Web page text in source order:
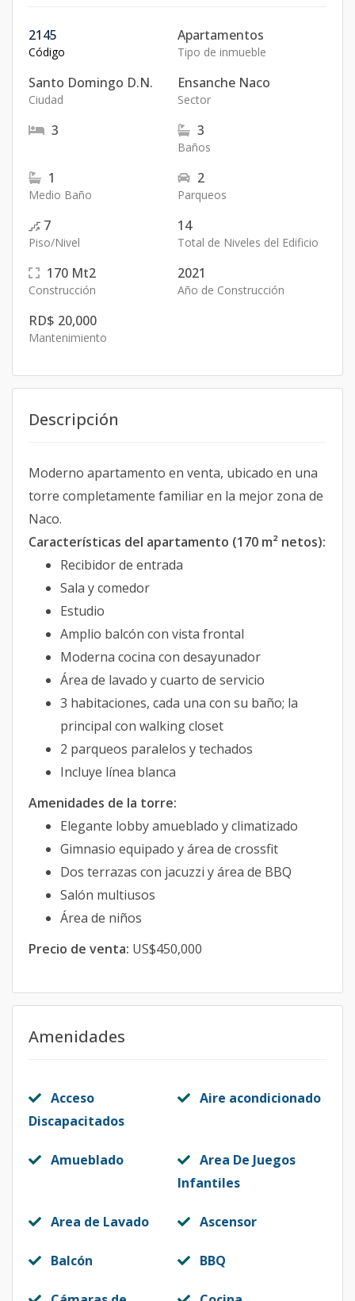
2145
Código
Apartamentos
Tipo de inmueble
Santo Domingo D.N.
Ciudad
Ensanche Naco
Sector
3 3
Baños
1
Medio Baño
2
Parqueos
7
Piso/Nivel
14
Total de Niveles del Edificio
170 Mt2
Construcción
2021
Año de Construcción
RD$ 20,000
Mantenimiento
Descripción
Moderno apartamento en venta, ubicado en una
torre completamente familiar en la mejor zona de
Naco.
Características del apartamento (170 m² netos):
Recibidor de entrada
Sala y comedor
Estudio
Amplio balcón con vista frontal
Moderna cocina con desayunador
Área de lavado y cuarto de servicio
3 habitaciones, cada una con su baño; la
principal con walking closet
2 parqueos paralelos y techados
Incluye línea blanca
Amenidades de la torre:
Elegante lobby amueblado y climatizado
Gimnasio equipado y área de crossfit
Dos terrazas con jacuzzi y área de BBQ
Salón multiusos
Área de niños
Precio de venta: US$450,000
Amenidades
Acceso
Discapacitados
Aire acondicionado
Amueblado
Area De Juegos
Infantiles
Area de Lavado Ascensor
Balcón BBQ